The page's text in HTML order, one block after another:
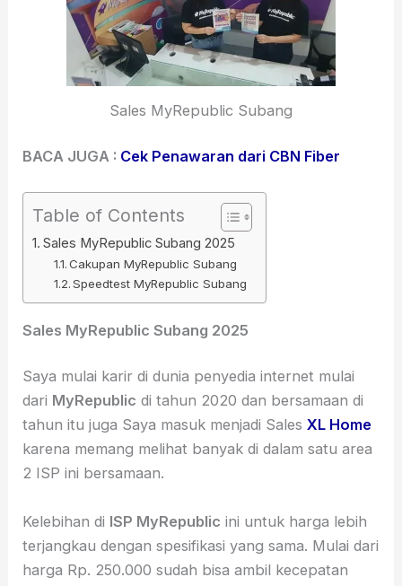
Sales MyRepublic Subang
BACA JUGA : Cek Penawaran dari CBN Fiber
Table of Contents
Sales MyRepublic Subang 2025
Cakupan MyRepublic Subang
Speedtest MyRepublic Subang
Sales MyRepublic Subang 2025
Saya mulai karir di dunia penyedia internet mulai
dari MyRepublic di tahun 2020 dan bersamaan di
tahun itu juga Saya masuk menjadi SalesXL Home
karena memang melihat banyak di dalam satu area
2 ISP ini bersamaan.
Kelebihan di ISP MyRepublic ini untuk harga lebih
terjangkau dengan spesifikasi yang sama. Mulai dari
harga Rp. 250.000 sudah bisa ambil kecepatan